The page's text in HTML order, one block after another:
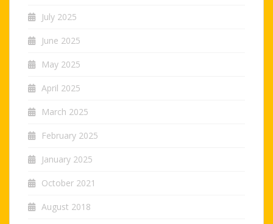
July 2025
June 2025
May 2025
April 2025
March 2025
February 2025
January 2025
October 2021
August 2018